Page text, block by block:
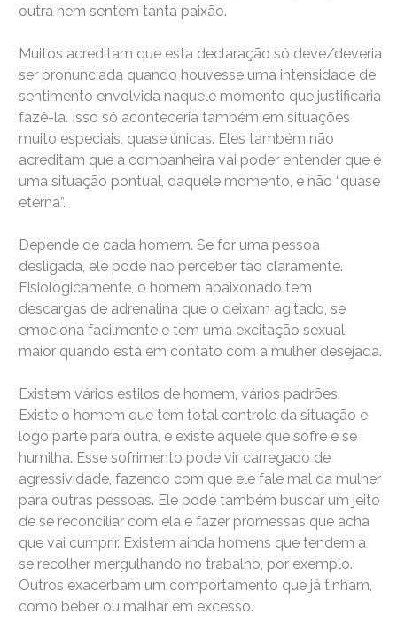
outra nem sentem tanta paixão.
Muitos acreditam que esta declaração só deve/deveria
ser pronunciada quando houvesse uma intensidade de
sentimento envolvida naquele momento que justificaria
fazê-la. Isso só aconteceria também em situações
muito especiais, quase únicas. Eles também não
acreditam que a companheira vai poder entender que é
uma situação pontual, daquele momento, e não “quase
eterna”.
Depende de cada homem. Se for uma pessoa
desligada, ele pode não perceber tão claramente.
Fisiologicamente, o homem apaixonado tem
descargas de adrenalina que o deixam agitado, se
emociona facilmente e tem uma excitação sexual
maior quando está em contato com a mulher desejada.
Existem vários estilos de homem, vários padrões.
Existe o homem que tem total controle da situação e
logo parte para outra, e existe aquele que sofre e se
humilha. Esse sofrimento pode vir carregado de
agressividade, fazendo com que ele fale mal da mulher
para outras pessoas. Ele pode também buscar um jeito
de se reconciliar com ela e fazer promessas que acha
que vai cumprir. Existem ainda homens que tendem a
se recolher mergulhando no trabalho, por exemplo.
Outros exacerbam um comportamento que já tinham,
como beber ou malhar em excesso.